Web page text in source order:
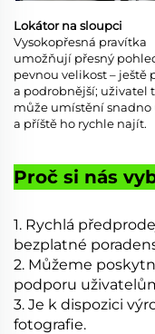
Lokátor na sloupci
Vysokopřesná pravítka
umožňují přesný
pevnou velikost – ještě
a podrobnější; uživatel
může umístění snadno
a příště ho rychle najít.
Proč si nás
1. Rychlá
bezplatné
2. Můžeme
podporu
3. Je k dispozici
fotografie.